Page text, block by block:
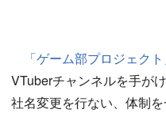
「ゲーム部プロジェクト
VTuberチャンネルを手が
社名変更を行ない、体制